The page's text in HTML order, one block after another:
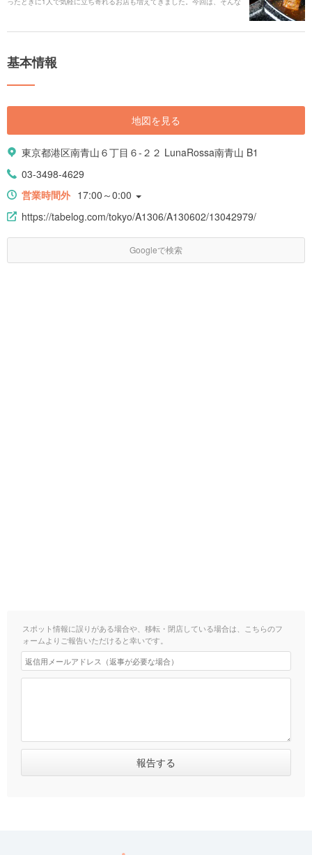
基本情報
地図を見る
東京都港区南青山６丁目６-２２ LunaRossa南青山 B1
03-3498-4629
営業時間外 17:00～0:00
https://tabelog.com/tokyo/A1306/A130602/13042979/
Googleで検索
スポット情報に誤りがある場合や、移転・閉店している場合は、こちらのフ
ォームよりご報告いただけると幸いです。